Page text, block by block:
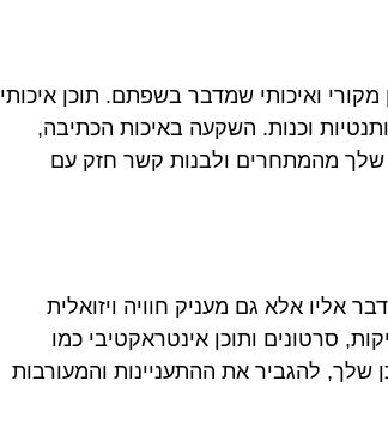
ואיכותי שמדבר בשפתם. תוכן איכותי
וכנות. השקעה באיכות הכתיבה,
שלך מהמתחרים ולבנות קשר חזק עם
אליו אלא גם מעניק חוויה ויזואלית
סרטונים ותוכן אינטראקטיבי כמו
שלך, להגביר את ההתעניינות והמעורבות